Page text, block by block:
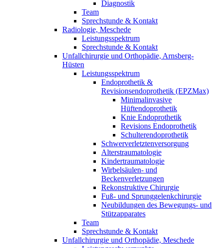
Diagnostik
Team
Sprechstunde & Kontakt
Radiologie, Meschede
Leistungsspektrum
Sprechstunde & Kontakt
Unfallchirurgie und Orthopädie, Arnsberg-
Hüsten
Leistungsspektrum
Endoprothetik &
Revisionsendoprothetik (EPZMax)
Minimalinvasive
Hüftendoprothetik
Knie Endoprothetik
Revisions Endoprothetik
Schulterendoprothetik
Schwerverletztenversorgung
Alterstraumatologie
Kindertraumatologie
Wirbelsäulen- und
Beckenverletzungen
Rekonstruktive Chirurgie
Fuß- und Sprunggelenkchirurgie
Neubildungen des Bewegungs- und
Stützapparates
Team
Sprechstunde & Kontakt
Unfallchirurgie und Orthopädie, Meschede